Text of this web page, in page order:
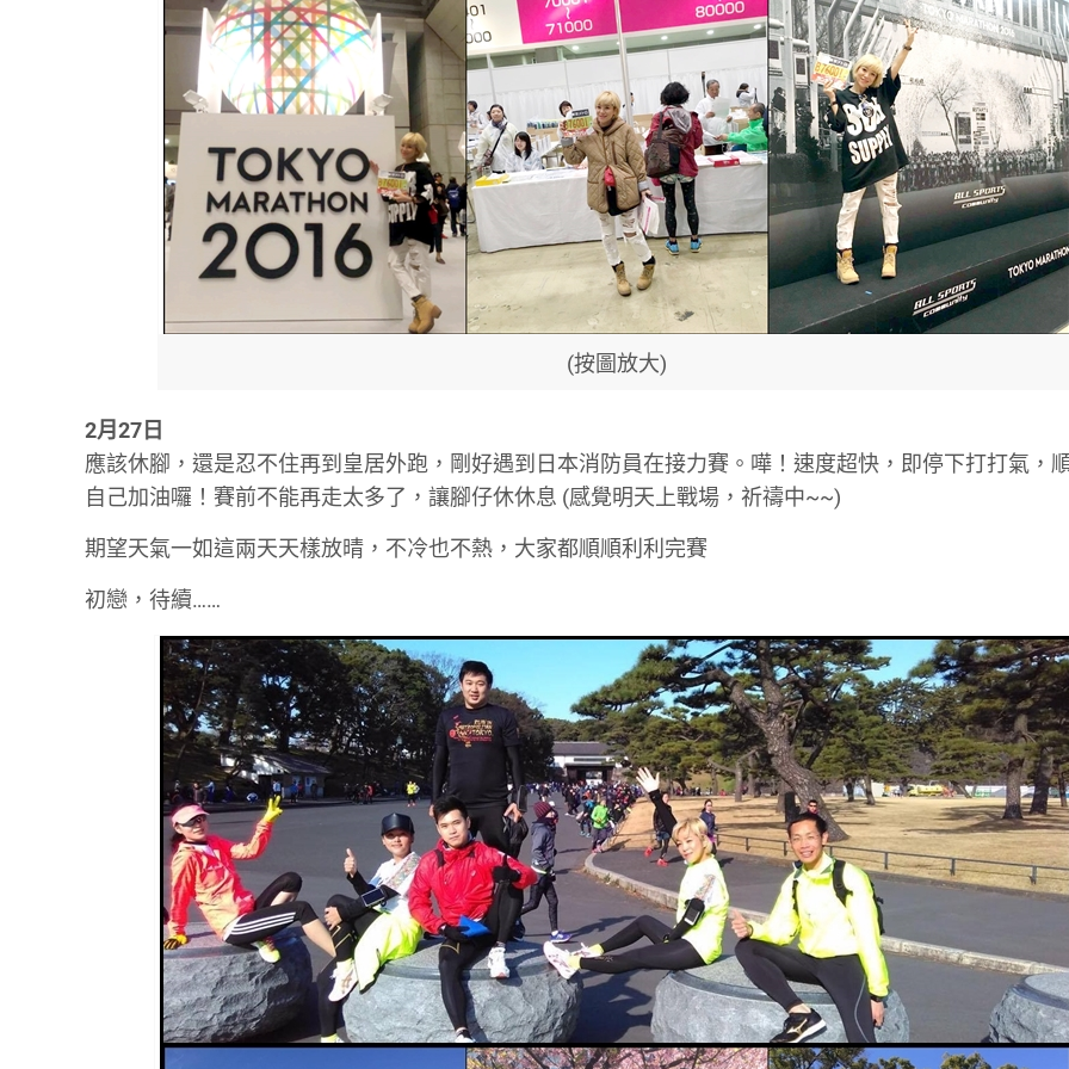
(按圖放大)
2月27日
應該休腳，還是忍不住再到皇居外跑，剛好遇到日本消防員在接力賽。嘩！速度超快，即停下打打氣，
自己加油囉！賽前不能再走太多了，讓腳仔休休息 (感覺明天上戰場，祈禱中~~)
期望天氣一如這兩天天樣放晴，不冷也不熱，大家都順順利利完賽
初戀，待續……